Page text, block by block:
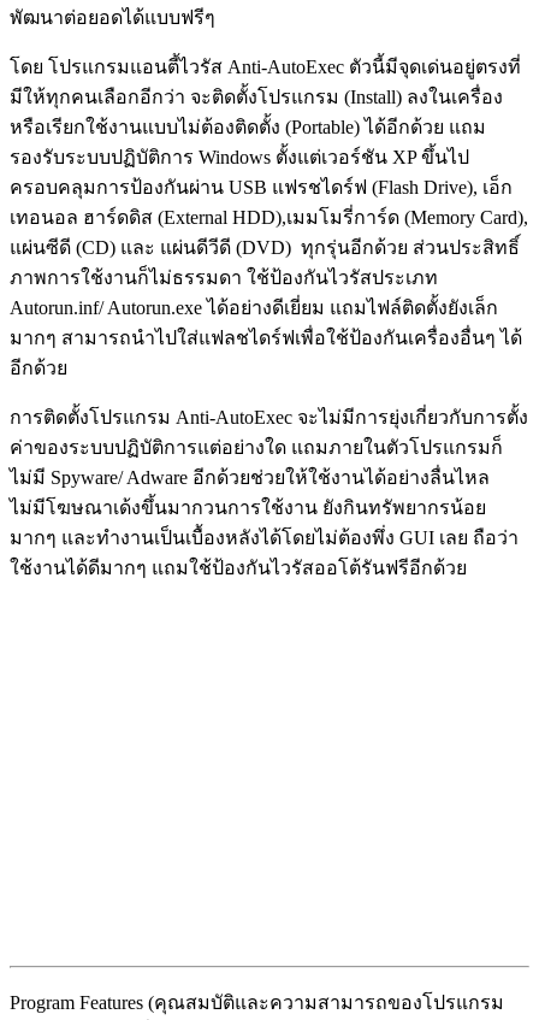
พัฒนาต่อยอดได้แบบฟรีๆ
โดย โปรแกรมแอนตี้ไวรัส Anti-AutoExec ตัวนี้มีจุดเด่นอยู่ตรงที่
มีให้ทุกคนเลือกอีกว่า จะติดตั้งโปรแกรม (Install) ลงในเครื่อง
หรือเรียกใช้งานแบบไม่ต้องติดตั้ง (Portable) ได้อีกด้วย แถม
รองรับระบบปฏิบัติการ Windows ตั้งแต่เวอร์ชัน XP ขึ้นไป
ครอบคลุมการป้องกันผ่าน USB แฟรชไดร์ฟ (Flash Drive), เอ็ก
เทอนอล ฮาร์ดดิส (External HDD),เมมโมรี่การ์ด (Memory Card),
แผ่นซีดี (CD) และ แผ่นดีวีดี (DVD) ทุกรุ่นอีกด้วย ส่วนประสิทธิ์
ภาพการใช้งานก็ไม่ธรรมดา ใช้ป้องกันไวรัสประเภท
Autorun.inf/ Autorun.exe ได้อย่างดีเยี่ยม แถมไฟล์ติดตั้งยังเล็ก
มากๆ สามารถนำไปใส่แฟลชไดร์ฟเพื่อใช้ป้องกันเครื่องอื่นๆ ได้
อีกด้วย
การติดตั้งโปรแกรม Anti-AutoExec จะไม่มีการยุ่งเกี่ยวกับการตั้ง
ค่าของระบบปฏิบัติการแต่อย่างใด แถมภายในตัวโปรแกรมก็
ไม่มี Spyware/ Adware อีกด้วยช่วยให้ใช้งานได้อย่างลื่นไหล
ไม่มีโฆษณาเด้งขึ้นมากวนการใช้งาน ยังกินทรัพยากรน้อย
มากๆ และทำงานเป็นเบื้องหลังได้โดยไม่ต้องพึ่ง GUI เลย ถือว่า
ใช้งานได้ดีมากๆ แถมใช้ป้องกันไวรัสออโต้รันฟรีอีกด้วย
Program Features (คุณสมบัติและความสามารถของโปรแกรม